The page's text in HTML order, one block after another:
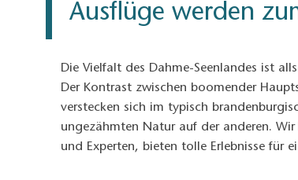
Ausflüge werden
Die Vielfalt des Dahme-Seenlandes ist
Der Kontrast zwischen boomender
verstecken sich im typisch
ungezähmten Natur auf der anderen.
und Experten, bieten tolle Erlebnisse für